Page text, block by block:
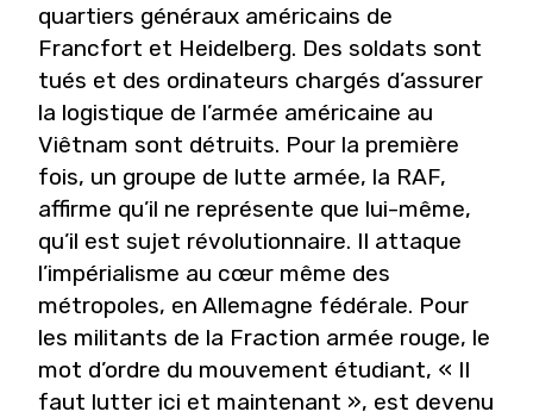
quartiers généraux américains de
Francfort et Heidelberg. Des soldats sont
tués et des ordinateurs chargés d’assurer
la logistique de l’armée américaine au
Viêtnam sont détruits. Pour la première
fois, un groupe de lutte armée, la RAF,
affirme qu’il ne représente que lui-même,
qu’il est sujet révolutionnaire. Il attaque
l’impérialisme au cœur même des
métropoles, en Allemagne fédérale. Pour
les militants de la Fraction armée rouge, le
mot d’ordre du mouvement étudiant, « Il
faut lutter ici et maintenant », est devenu